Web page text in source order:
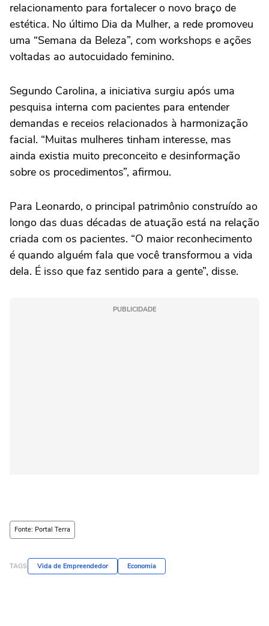
relacionamento para fortalecer o novo braço de
estética. No último Dia da Mulher, a rede promoveu
uma “Semana da Beleza”, com workshops e ações
voltadas ao autocuidado feminino.
Segundo Carolina, a iniciativa surgiu após uma
pesquisa interna com pacientes para entender
demandas e receios relacionados à harmonização
facial. “Muitas mulheres tinham interesse, mas
ainda existia muito preconceito e desinformação
sobre os procedimentos”, afirmou.
Para Leonardo, o principal patrimônio construído ao
longo das duas décadas de atuação está na relação
criada com os pacientes. “O maior reconhecimento
é quando alguém fala que você transformou a vida
dela. É isso que faz sentido para a gente”, disse.
PUBLICIDADE
Fonte: Portal Terra
TAGS Vida de Empreendedor Economia